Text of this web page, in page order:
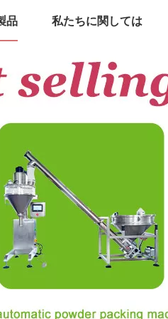
品 私たちに関しては